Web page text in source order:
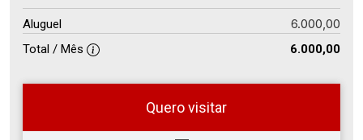
Aluguel 6.000,00
Total / Mês 6.000,00
Quero visitar
Deseja
Comprar
ou
Alugar
?